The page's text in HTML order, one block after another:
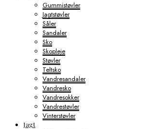
Gummistøvler
Jagtstøvler
Såler
Sandaler
Sko
Skopleje
Støvler
Teltsko
Vandresandaler
Vandresko
Vandresokker
Vandrestøvler
Vinterstøvler
Jagt